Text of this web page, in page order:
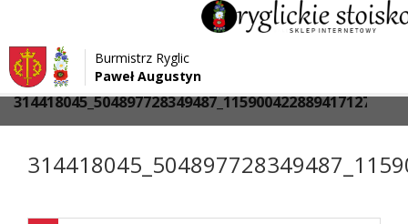
Przejdź do menu
Przejdź do głównej treści strony
Przejdź do stopki strony
Burmistrz Ryglic
Paweł Augustyn
Strona główna > Media >
314418045_504897728349487_1159004228894171275_n